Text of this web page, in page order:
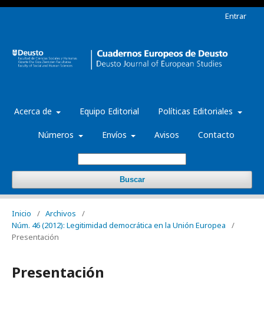
Acerca de Equipo Editorial Políticas Editoriales
Números Envíos Avisos Contacto
Buscar
Entrar
Inicio / Archivos
/
Núm. 46 (2012): Legitimidad democrática en la Unión Europea
/
Presentación
Presentación